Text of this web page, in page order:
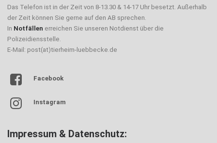
Das Telefon ist in der Zeit von 8-13.30 & 14-17 Uhr besetzt. Außerhalb
der Zeit können Sie gerne auf den AB sprechen.
In Notfällen erreichen Sie unseren Notdienst über die
Polizeidiensstelle.
E-Mail: post(at)tierheim-luebbecke.de
Facebook
Instagram
Impressum & Datenschutz: